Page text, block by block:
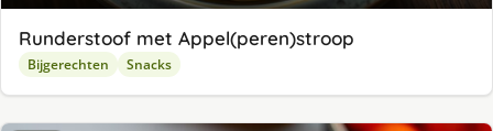
Runderstoof met Appel(peren)stroop
Bijgerechten Snacks